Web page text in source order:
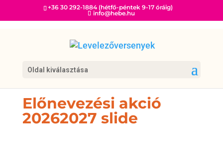
+36 30 292-1884 (hétfő-péntek 9-17 óráig)
info@hebe.hu
Oldal kiválasztása
Előnevezési akció
20262027 slide